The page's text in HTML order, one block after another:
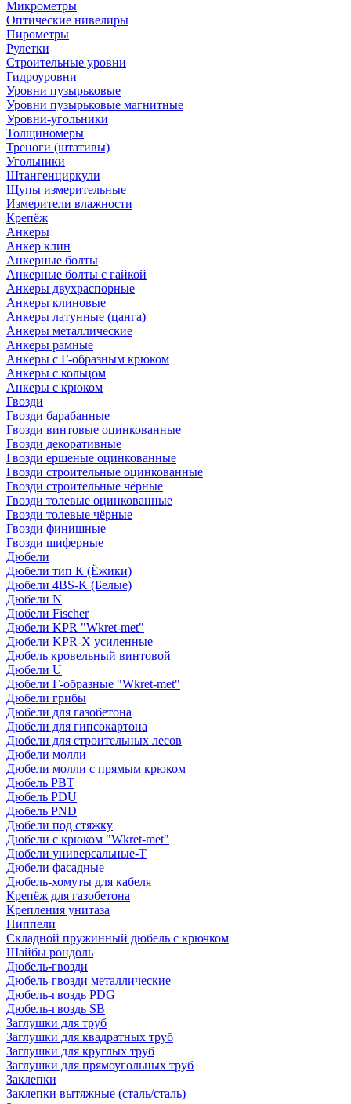
Микрометры
Оптические нивелиры
Пирометры
Рулетки
Строительные уровни
Гидроуровни
Уровни пузырьковые
Уровни пузырьковые магнитные
Уровни-угольники
Толщиномеры
Треноги (штативы)
Угольники
Штангенциркули
Щупы измерительные
Измерители влажности
Крепёж
Анкеры
Анкер клин
Анкерные болты
Анкерные болты с гайкой
Анкеры двухраспорные
Анкеры клиновые
Анкеры латунные (цанга)
Анкеры металлические
Анкеры рамные
Анкеры с Г-образным крюком
Анкеры с кольцом
Анкеры с крюком
Гвозди
Гвозди барабанные
Гвозди винтовые оцинкованные
Гвозди декоративные
Гвозди ершеные оцинкованные
Гвозди строительные оцинкованные
Гвозди строительные чёрные
Гвозди толевые оцинкованные
Гвозди толевые чёрные
Гвозди финишные
Гвозди шиферные
Дюбели
Дюбели тип К (Ёжики)
Дюбели 4BS-K (Белые)
Дюбели N
Дюбели Fischer
Дюбели KPR "Wkret-met"
Дюбели KPR-Х усиленные
Дюбель кровельный винтовой
Дюбели U
Дюбели Г-образные "Wkret-met"
Дюбели грибы
Дюбели для газобетона
Дюбели для гипсокартона
Дюбели для строительных лесов
Дюбели молли
Дюбели молли с прямым крюком
Дюбель PBT
Дюбель PDU
Дюбель PND
Дюбели под стяжку
Дюбели с крюком "Wkret-met"
Дюбели универсальные-Т
Дюбели фасадные
Дюбель-хомуты для кабеля
Крепёж для газобетона
Крепления унитаза
Ниппели
Складной пружинный дюбель с крючком
Шайбы рондоль
Дюбель-гвозди
Дюбель-гвозди металлические
Дюбель-гвоздь PDG
Дюбель-гвоздь SB
Заглушки для труб
Заглушки для квадратных труб
Заглушки для круглых труб
Заглушки для прямоугольных труб
Заклепки
Заклепки вытяжные (сталь/сталь)